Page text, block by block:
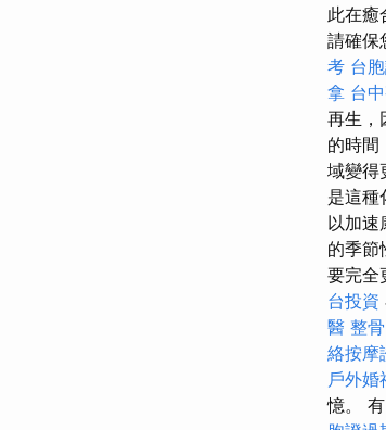
此在癒
請確保
考 台
拿 台
再生，
的時間
域變得
是這種
以加速
的季節
要完全
台投資
醫 整骨
絡按摩
戶外婚
憶。